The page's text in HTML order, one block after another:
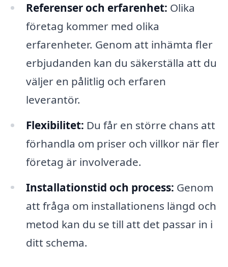
Referenser och erfarenhet: Olika
företag kommer med olika
erfarenheter. Genom att inhämta fler
erbjudanden kan du säkerställa att du
väljer en pålitlig och erfaren
leverantör.
Flexibilitet: Du får en större chans att
förhandla om priser och villkor när fler
företag är involverade.
Installationstid och process: Genom
att fråga om installationens längd och
metod kan du se till att det passar in i
ditt schema.